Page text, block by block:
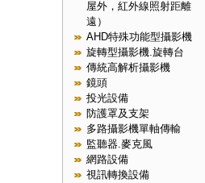
屋外，紅外線照射距離
遠）
AHD特殊功能型攝影機
旋轉型攝影機.旋轉台
傳統高解析攝影機
鏡頭
投光設備
防護罩及支架
多路攝影機單軸傳輸
監聽器.麥克風
網路設備
視訊轉換設備